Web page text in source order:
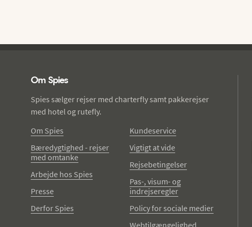
Om Spies
Spies sælger rejser med charterfly samt pakkerejser
med hotel og rutefly.
Om Spies
Bæredygtighed - rejser
med omtanke
Arbejde hos Spies
Presse
Derfor Spies
Kundeservice
Vigtigt at vide
Rejsebetingelser
Pas-, visum- og
indrejseregler
Policy for sociale medier
Webtilgængelighed